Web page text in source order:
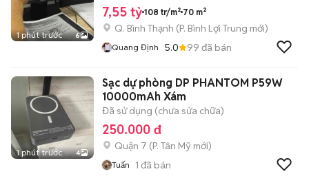
1 phút trước 6
7,55 tỷ 108 tr/m² 70 m²
Q. Bình Thạnh (P. Bình Lợi Trung mới)
Quang Định 5.0 99 đã bán
1 phút trước 4
Sạc dự phòng DP PHANTOM P59W
10000mAh Xám
Đã sử dụng (chưa sửa chữa)
250.000 đ
Quận 7 (P. Tân Mỹ mới)
Tuấn 1 đã bán